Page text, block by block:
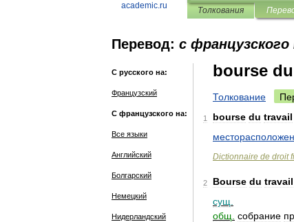
academic.ru Толкования
Перевод: с французского
С русского на:
Французский
С французского на:
Все языки
Английский
Болгарский
Немецкий
Нидерландский
bourse
Толкование
1 bourse du travail
Dictionnaire de droit
2 Bourse du travail
сущ
общ собрание